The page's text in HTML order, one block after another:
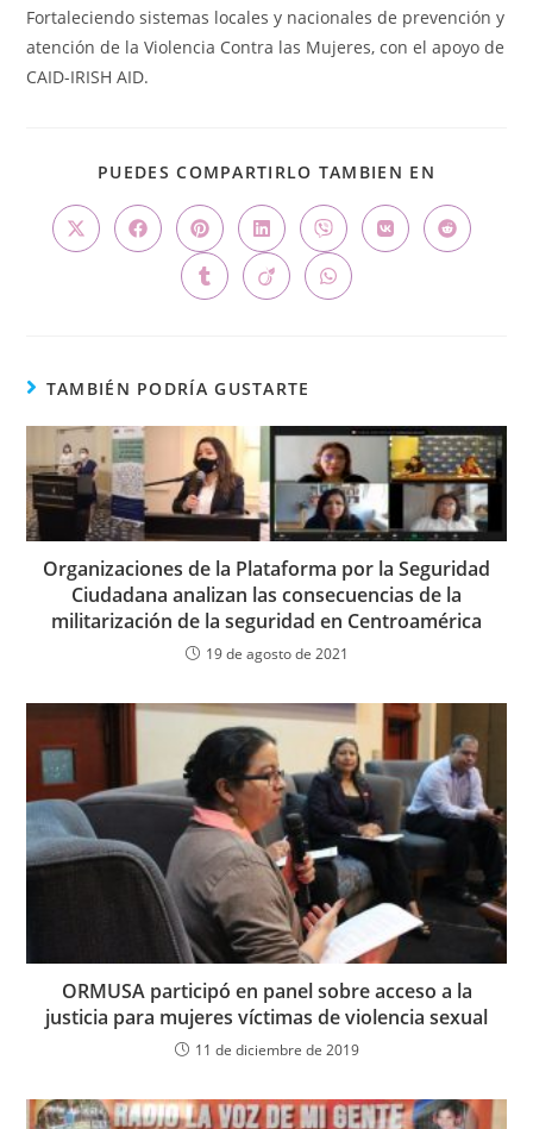
Fortaleciendo sistemas locales y nacionales de prevención y
atención de la Violencia Contra las Mujeres, con el apoyo de
CAID-IRISH AID.
PUEDES COMPARTIRLO TAMBIEN EN
TAMBIÉN PODRÍA GUSTARTE
Organizaciones de la Plataforma por la Seguridad
Ciudadana analizan las consecuencias de la
militarización de la seguridad en Centroamérica
19 de agosto de 2021
ORMUSA participó en panel sobre acceso a la
justicia para mujeres víctimas de violencia sexual
11 de diciembre de 2019